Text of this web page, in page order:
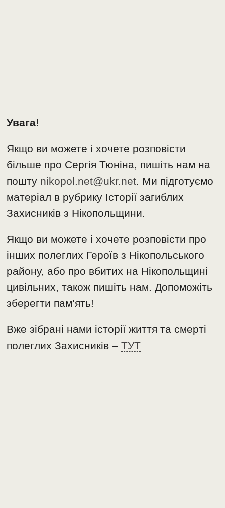
Увага!
Якщо ви можете і хочете розповісти
більше про Сергія Тюніна, пишіть нам на
пошту nikopol.net@ukr.net. Ми підготуємо
матеріал в рубрику Історії загиблих
Захисників з Нікопольщини.
Якщо ви можете і хочете розповісти про
інших полеглих Героїв з Нікопольського
району, або про вбитих на Нікопольщині
цивільних, також пишіть нам. Допоможіть
зберегти пам’ять!
Вже зібрані нами історії життя та смерті
полеглих Захисників –ТУТ